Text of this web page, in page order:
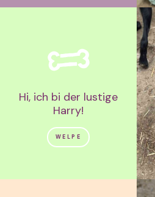
Hi, ich bi der lustige
Harry!
WELPE